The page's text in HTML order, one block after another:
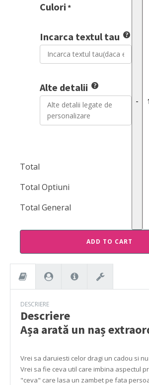
Culori *
Incarca textul tau
Alte detalii
Total
Total Optiuni
Total General
-
ADD TO CART
DESCRIERE
Descriere
Așa arată un naș
Vrei sa daruiesti celor dragi un cadou si
Vrei sa fie ceva util care imbina aspectul
"ceva" care lasa un zambet pe fata